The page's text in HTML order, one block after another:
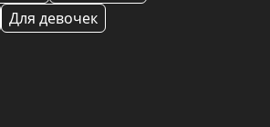
Для девочек